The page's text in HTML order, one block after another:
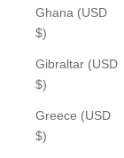
Ghana (USD
$)
Gibraltar (USD
$)
Greece (USD
$)